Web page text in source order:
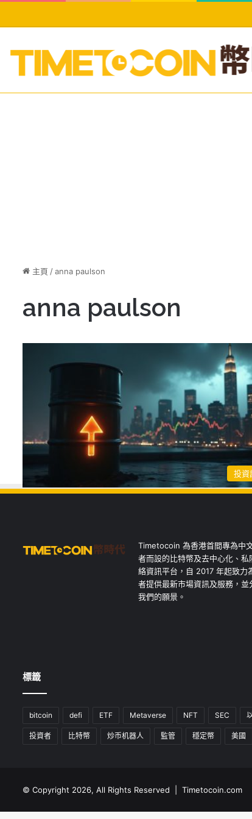
主頁 /anna paulson
anna paulson
投資
Timetocoin 為香港首間專為中
者而設的比特幣及去中心化、私
絡資訊平台，自 2017 年起致力
者提供最新市場資訊及服務，並
我們的願景。
標籤
bitcoin defi ETF Metaverse NFT SEC
投資者 比特幣 炒币机器人 監管 穩定幣 美國
© Copyright 2026, All Rights Reserved | Timetocoin.com